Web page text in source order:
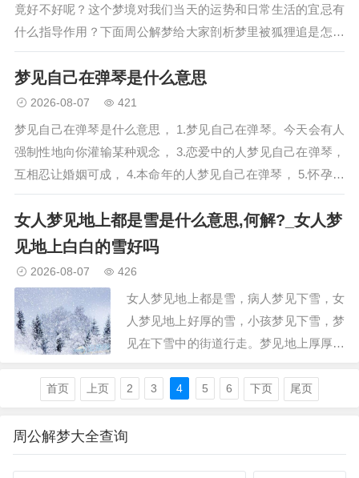
竟好不好呢？这个梦境对我们当天的运势和日常生活的宜忌有
什么指导作用？下面周公解梦给大家剖析梦里被狐狸追是怎么
回事和吉凶预兆解析。女人梦见狐狸追我：预示着你近期会出
远门，男人梦见狐狸追我：…
梦见自己在弹琴是什么意思
2026-08-07 421
梦见自己在弹琴是什么意思， 1.梦见自己在弹琴。今天会有人
强制性地向你灌输某种观念， 3.恋爱中的人梦见自己在弹琴，
互相忍让婚姻可成， 4.本命年的人梦见自己在弹琴， 5.怀孕的
人梦见自己在弹琴，梦见自己在弹琴的相关周公解梦。 1…
女人梦见地上都是雪是什么意思,何解?_女人梦
见地上白白的雪好吗
2026-08-07 426
女人梦见地上都是雪，病人梦见下雪，女
人梦见地上好厚的雪，小孩梦见下雪，梦
见在下雪中的街道行走。梦见地上厚厚的
已婚女人梦见地上有雪，做梦梦见到处都
梦见下雪...，梦见地上…
首页 上页 2 3 4 5 6 下页 尾页
周公解梦大全查询